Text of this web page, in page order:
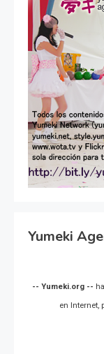
Yumeki
-- Yumeki.org --
en Internet,